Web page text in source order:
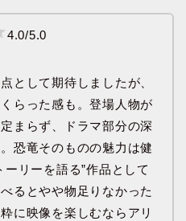
4.0/5.0
として期待しましたが、
らった感も。登場人物が
まらず、ドラマ部分の深
恐竜そのものの魅力は健
ーリーを語る”作品として
るとやや物足りなかった
に映像を楽しむならアリ